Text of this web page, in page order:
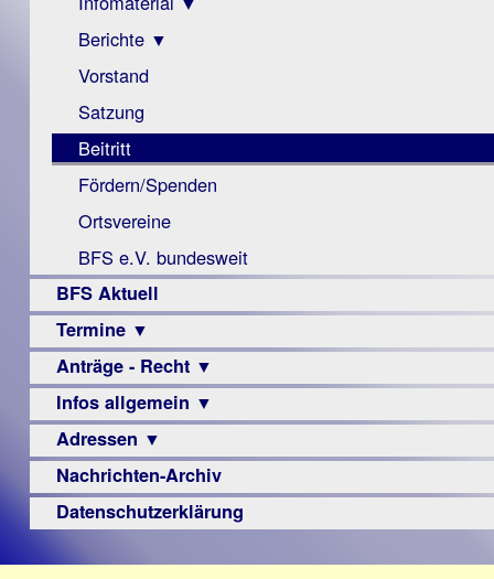
Visus
Zeitschrift
Monokular
Mac
Instagram-
Links
Berichte ▼
Archiv
Berichte
Vorstand
Satzung
Beitritt
Fördern/Spenden
Ortsvereine
BFS e.V. bundesweit
BFS Aktuell
Termine ▼
Veranstaltungsprogramme
Anträge - Recht ▼
Archiv
Urteile
Infos allgemein ▼
Sehbehinderung
Frühförderung
Schule
–
Adressen ▼
Augenoptiker
Berufsbildungswerke
Nachrichten-Archiv
Datenschutzerklärung